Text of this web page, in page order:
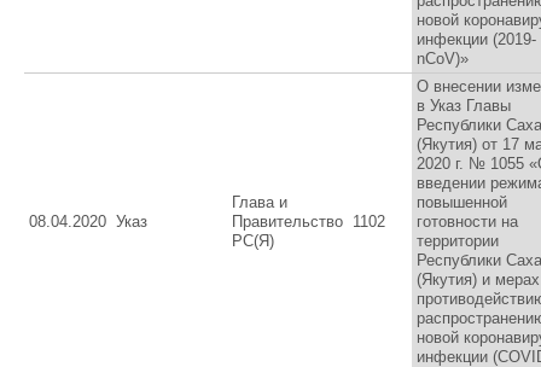
новой
инфекции (2019-
nCoV)»
08.04.2020 Указ
Глава и
Правительство
РС(Я)
1102
О внесении
в Указ Главы
Республики Саха
(Якутия) от 17
2020 г. № 1055
введении
повышенной
готовности на
территории
Республики Саха
(Якутия) и
новой
инфекции